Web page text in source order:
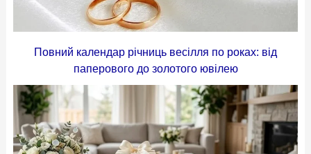
Повний календар річниць весілля по роках: від
паперового до золотого ювілею